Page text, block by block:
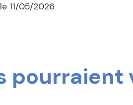
11/05/2026
pourraient